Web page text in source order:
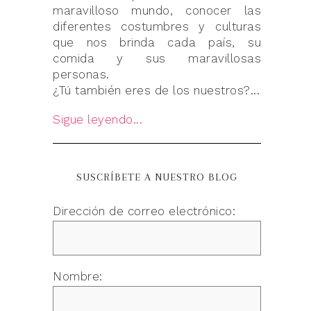
maravilloso mundo, conocer las
diferentes costumbres y culturas
que nos brinda cada país, su
comida y sus maravillosas
personas.
¿Tú también eres de los nuestros?...
Sigue leyendo...
SUSCRÍBETE A NUESTRO BLOG
Dirección de correo electrónico:
Nombre: